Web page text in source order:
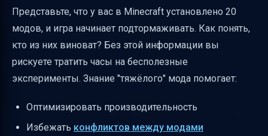
Совместимость с модами и лаунчерами
Краткие инструкции по установке
Как избежать обвинений и сохранить
нейтральность
аудитории
Пример таблицы с API для версий Minecraft
Представьте, что у вас в Minecraft установлено 20
модов, и игра начинает подтормаживать. Как понять,
кто из них виноват? Без этой информации вы
рискуете тратить часы на бесполезные
эксперименты. Знание "тяжёлого" мода помогает:
Оптимизировать производительность
Избежать конфликтов между модами